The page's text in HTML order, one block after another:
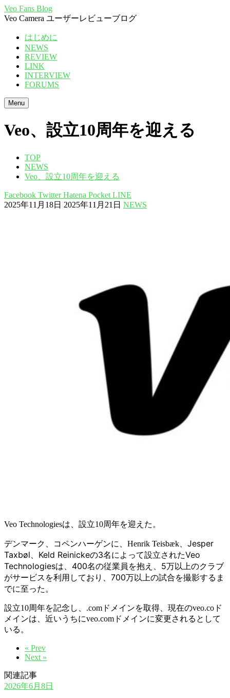
Veo Fans Blog
Veo Camera ユーザーレビューブログ
はじめに
NEWS
REVIEW
LINK
INTERVIEW
FORUMS
Menu
Veo、設立10周年を迎える
TOP
NEWS
Veo、設立10周年を迎える
Facebook TwitterHatena Pocket LINE
2025年11月18日 2025年11月21日 NEWS
Veo Technologiesは、設立10周年を迎えた。
デンマーク、コペンハーゲンに、Henrik Teisbæk、 Jesper
Taxbøl、Keld Reinickeの3名によって設立されたVeo
Technologiesは、400名の従業員を抱え、5万以上のクラブ
がサービスを利用しており、700万以上の試合を撮影するま
でに至った。
設立10周年を記念し、.comドメインを取得、現在のveo.coド
メインは、近いうちにveo.comドメインに変更されるとして
いる。
« Prev
Next »
関連記事
2026年6月8日